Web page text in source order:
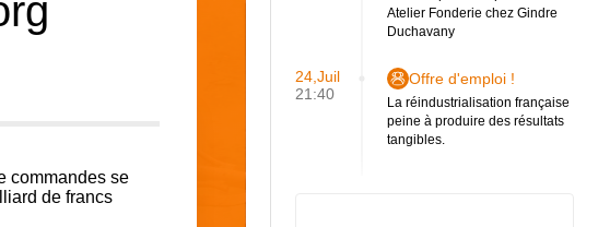
commandes se
de francs
Atelier Fonderie chez Gindre
Duchavany
24,Juil
21:40
Offre d'emploi !
La réindustrialisation française
peine à produire des résultats
tangibles.